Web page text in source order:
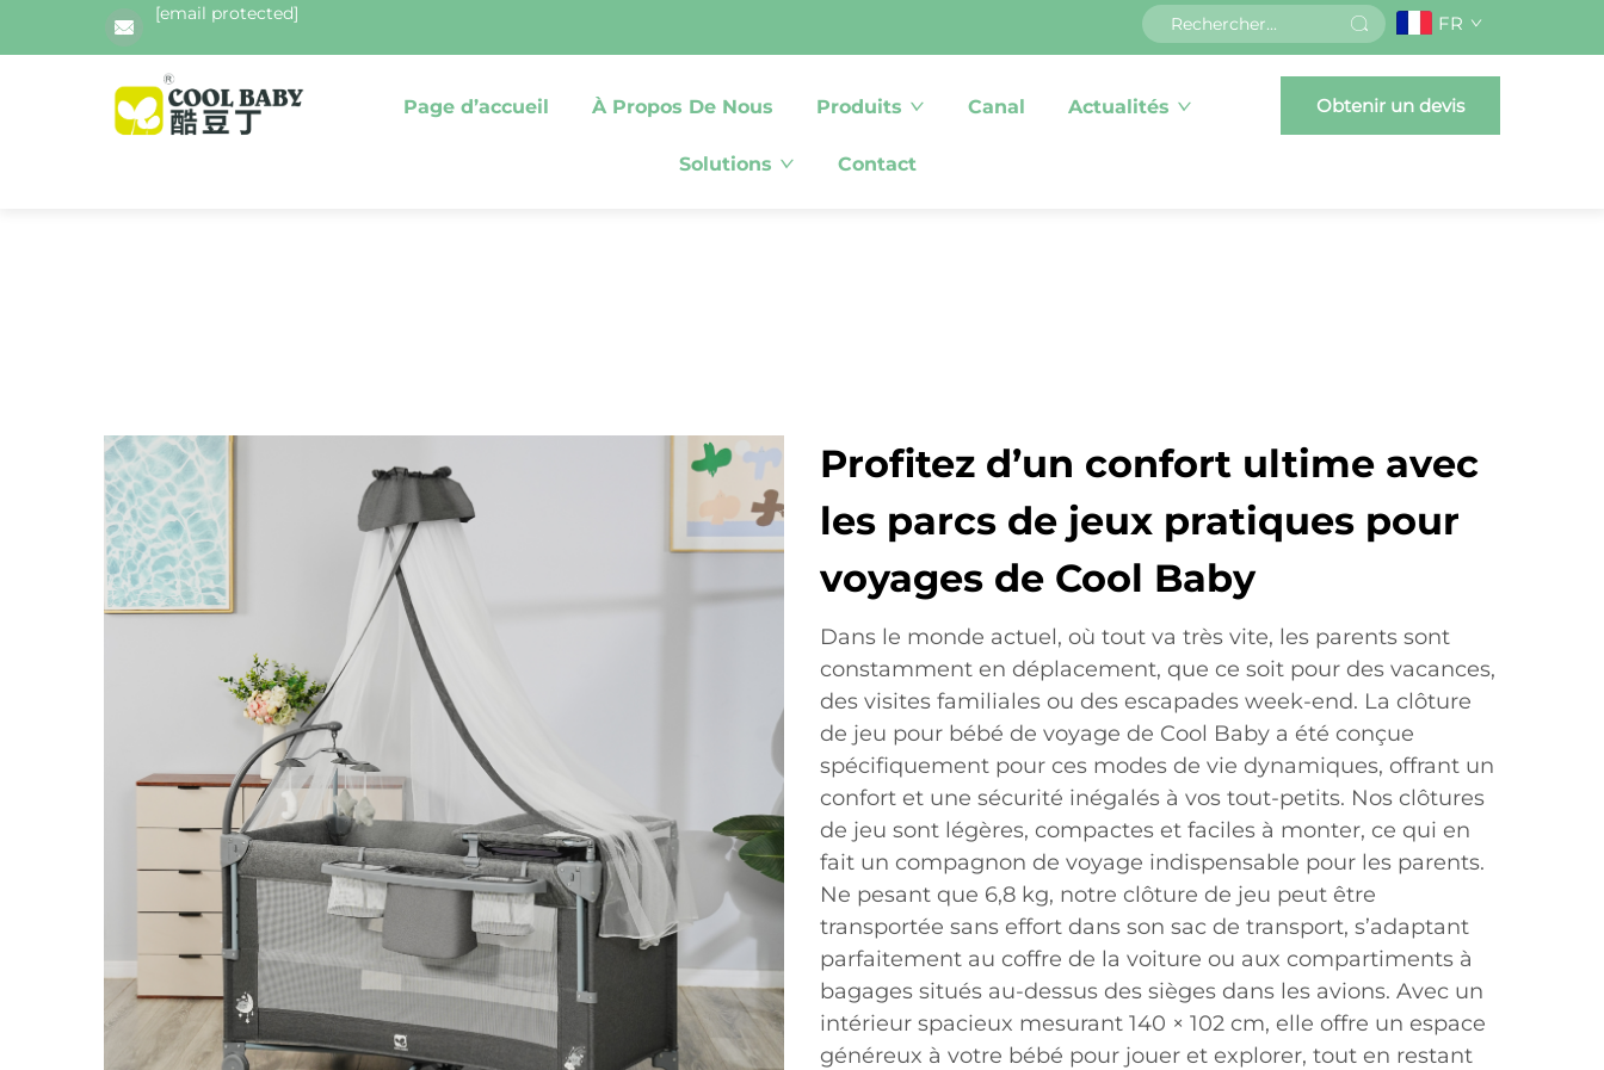
[email protected] FR
Page d’accueil À Propos De Nous Produits Canal Actualités
Solutions Contact
Obtenir un devis
Profitez d’un confort ultime avec
les parcs de jeux pratiques pour
voyages de Cool Baby
Dans le monde actuel, où tout va très vite, les parents sont
constamment en déplacement, que ce soit pour des vacances,
des visites familiales ou des escapades week-end. La clôture
de jeu pour bébé de voyage de Cool Baby a été conçue
spécifiquement pour ces modes de vie dynamiques, offrant un
confort et une sécurité inégalés à vos tout-petits. Nos clôtures
de jeu sont légères, compactes et faciles à monter, ce qui en
fait un compagnon de voyage indispensable pour les parents.
Ne pesant que 6,8 kg, notre clôture de jeu peut être
transportée sans effort dans son sac de transport, s’adaptant
parfaitement au coffre de la voiture ou aux compartiments à
bagages situés au-dessus des sièges dans les avions. Avec un
intérieur spacieux mesurant 140 × 102 cm, elle offre un espace
généreux à votre bébé pour jouer et explorer, tout en restant